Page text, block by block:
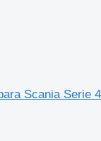
Scania Serie 4